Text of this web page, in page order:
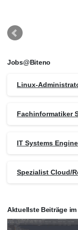
Jobs@Biteno
Linux-
Fachinformatiker
IT Systems
Spezialist Cloud/
Aktuellste Beiträge im